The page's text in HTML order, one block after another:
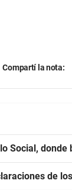
Compartí la nota:
Social, donde
de